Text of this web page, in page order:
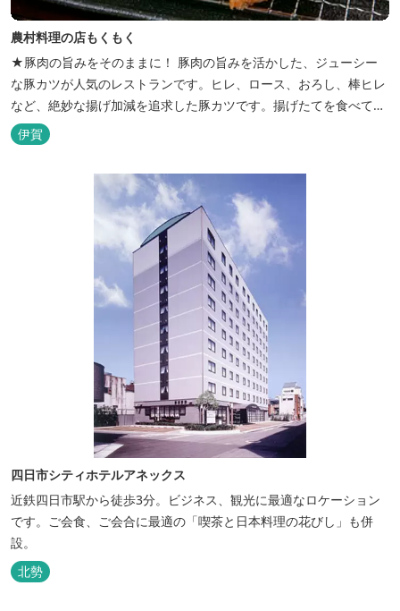
農村料理の店もくもく
★豚肉の旨みをそのままに！ 豚肉の旨みを活かした、ジューシー
な豚カツが人気のレストランです。ヒレ、ロース、おろし、棒ヒレ
など、絶妙な揚げ加減を追求した豚カツです。揚げたてを食べてい
ただくために、注文後じっくり揚げてお出ししています。 ★手作
りのお蕎麦をお楽しみいただけます！ お蕎麦は毎日お店で打ってつ
くっております。北海道や三重のそば粉を使用してつくる、喉ごし
の良い昔ながらのお蕎麦...
伊賀
四日市シティホテルアネックス
近鉄四日市駅から徒歩3分。ビジネス、観光に最適なロケーション
です。ご会食、ご会合に最適の「喫茶と日本料理の花びし」も併
設。
北勢